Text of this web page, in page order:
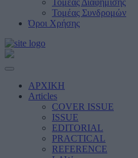
Τομέας Διαφήμισης
Τομέας Συνδρομών
Όροι Χρήσης
ΑΡΧΙΚΗ
Articles
COVER ISSUE
ISSUE
EDITORIAL
PRACTICAL
REFERENCE